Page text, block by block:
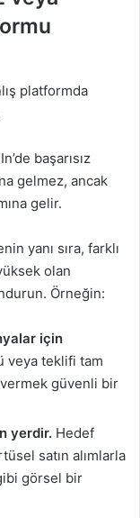
platformda
başarısız
gelmez, ancak
gelir.
yanı sıra, farklı
olan
Örneğin:
için
veya teklifi tam
güvenli bir
yerdir. Hedef
satın alımlarla
görsel bir